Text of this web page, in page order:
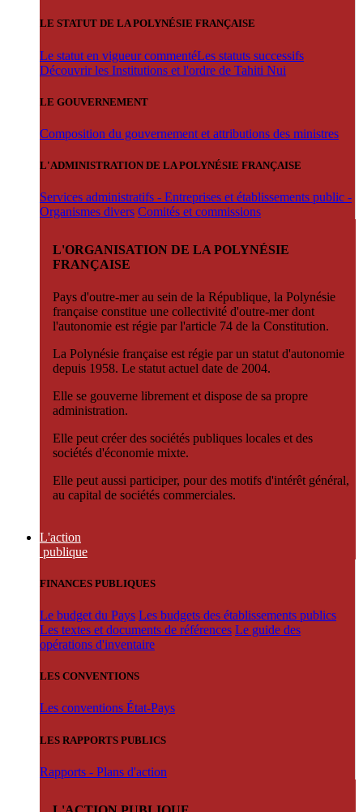
LE STATUT DE LA POLYNÉSIE FRANÇAISE
Le statut en vigueur commentéLes statuts successifs
Découvrir les Institutions et l'ordre de Tahiti Nui
LE GOUVERNEMENT
Composition du gouvernement et attributions des ministres
L'ADMINISTRATION DE LA POLYNÉSIE FRANÇAISE
Services administratifs - Entreprises et établissements public -
Organismes divers Comités et commissions
L'ORGANISATION DE LA POLYNÉSIE
FRANÇAISE
Pays d'outre-mer au sein de la République, la Polynésie
française constitue une collectivité d'outre-mer dont
l'autonomie est régie par l'article 74 de la Constitution.
La Polynésie française est régie par un statut d'autonomie
depuis 1958. Le statut actuel date de 2004.
Elle se gouverne librement et dispose de sa propre
administration.
Elle peut créer des sociétés publiques locales et des
sociétés d'économie mixte.
Elle peut aussi participer, pour des motifs d'intérêt général,
au capital de sociétés commerciales.
L'action
publique
FINANCES PUBLIQUES
Le budget du Pays Les budgets des établissements publics
Les textes et documents de références Le guide des
opérations d'inventaire
LES CONVENTIONS
Les conventions État-Pays
LES RAPPORTS PUBLICS
Rapports - Plans d'action